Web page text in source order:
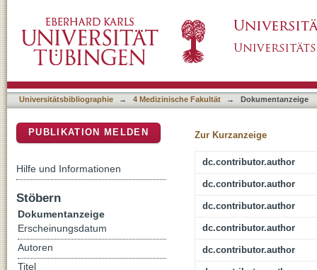
for Cervical Intraepithelial Neoplasia
Universitätsbibliographie → 4 Medizinische Fakultät → Dokumentanzeige
Zur Kurzanzeige
dc.contributor.author
dc.contributor.author
dc.contributor.author
dc.contributor.author
dc.contributor.author
PUBLIKATION MELDEN
Hilfe und Informationen
Stöbern
Dokumentanzeige
Erscheinungsdatum
Autoren
Titel